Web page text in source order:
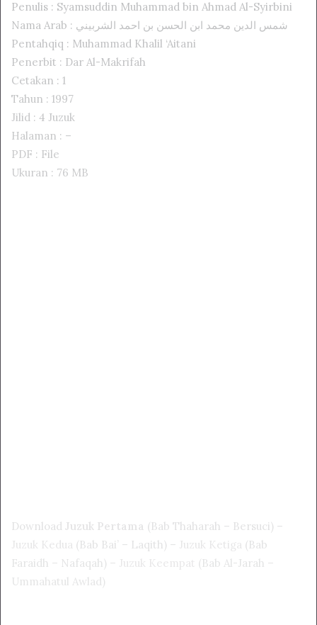
Penulis : Syamsuddin Muhammad bin Ahmad Al-Syirbini
Nama Arab : شمس الدين محمد ابن الحسن بن احمد الشربيني
Pentahqiq : Muhammad Khalil ‘Aitani
Penerbit : Dar Al-Makrifah
Cetakan : 1
Tahun : 1997
Jilid : 4 Juzuk
Halaman : –
PDF : File
Ukuran : 76 MB
Download Juzuk Pertama (Bab Thaharah – Bersuci) –
Juzuk Kedua (Bab Bai’ – Laqith) – Juzuk Ketiga (Bab
Faraidh – Nafaqah) – Juzuk Keempat (Bab Al-Jarah –
Ummahatul Awlad)